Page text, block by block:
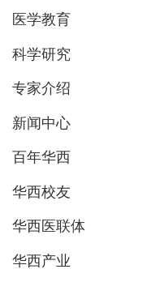
医学教育
科学研究
专家介绍
新闻中心
百年华西
华西校友
华西医联体
华西产业